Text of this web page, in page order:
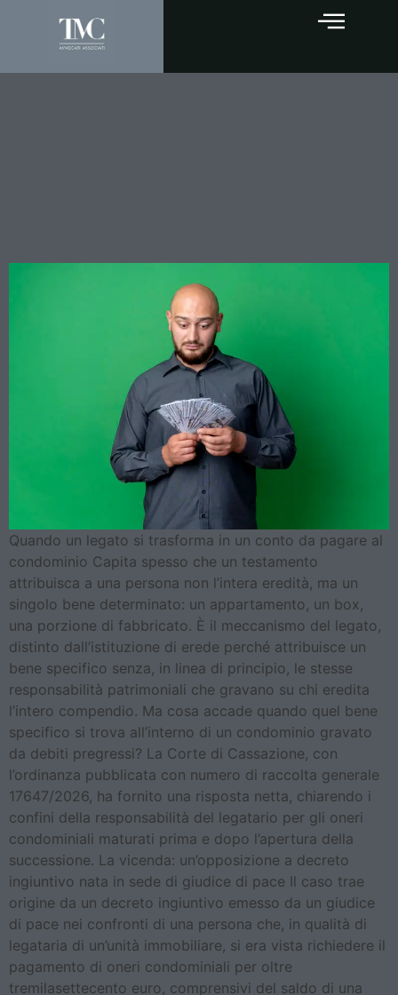
Quando un legato si trasforma in un conto da pagare al
condominio Capita spesso che un testamento
attribuisca a una persona non l’intera eredità, ma un
singolo bene determinato: un appartamento, un box,
una porzione di fabbricato. È il meccanismo del legato,
distinto dall’istituzione di erede perché attribuisce un
bene specifico senza, in linea di principio, le stesse
responsabilità patrimoniali che gravano su chi eredita
l’intero compendio. Ma cosa accade quando quel bene
specifico si trova all’interno di un condominio gravato
da debiti pregressi? La Corte di Cassazione, con
l’ordinanza pubblicata con numero di raccolta generale
17647/2026, ha fornito una risposta netta, chiarendo i
confini della responsabilità del legatario per gli oneri
condominiali maturati prima e dopo l’apertura della
successione. La vicenda: un’opposizione a decreto
ingiuntivo nata in sede di giudice di pace Il caso trae
origine da un decreto ingiuntivo emesso da un giudice
di pace nei confronti di una persona che, in qualità di
legataria di un’unità immobiliare, si era vista richiedere il
pagamento di oneri condominiali per oltre
tremilasettecento euro, comprensivi del saldo di una